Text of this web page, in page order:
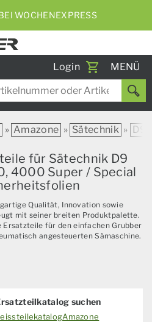
WOCHENEXPRESS
Login
Toggle
MENÜ
» Amazone » Sätechnik » D9
für Sätechnik D9
4000 Super / Special
Qualität, Innovation sowie
mit seiner breiten Produktpalette.
Ersatzteile für den einfachen Grubber
angesteuerten Sämaschine.
suchen